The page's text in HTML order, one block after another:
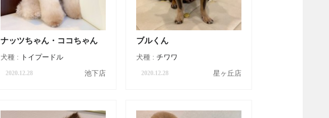
ナッツちゃん・ココちゃん
犬種 : トイプードル
2020.12.28 池下店
ブルくん
犬種 :チワワ
2020.12.28 星ヶ丘店